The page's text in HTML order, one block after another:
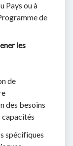
Pays ou à
de
les
de
des besoins
spécifiques